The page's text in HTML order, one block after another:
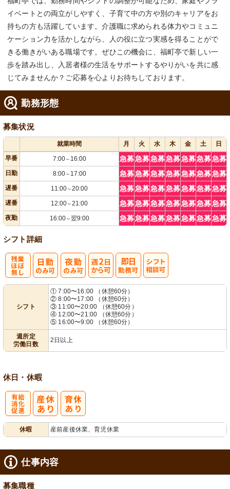
イベートとの両立がしやすく、子育て中の方や別のキャリアをお
持ちの方も活躍しています。介護職に求められる体力やコミュニ
ケーション力を活かしながら、人の役に立つ実感を得ることがで
きる働きがいある職場です。ぜひこの機会に、福町亭で新しい一
歩を踏み出し、入居者様の生活をサポートするやりがいを共に感
じてみませんか？ご応募を心よりお待ちしております。
勤務形態
募集状況
就業時間 月 火 水 木 金 土
日
早番
7:00～ 16:00 急募急募急募急募急募急募急募
日勤 8:00～ 17:00 急募急募急募急募急募急募急募
遅番 11:00～20:00 急募急募急募急募急募急募急募
遅番 12:00～21:00 急募急募急募急募急募急募急募
夜勤 16:00～翌9:00 急募急募急募急募急募急募急募
シフト詳細
シフト
① 7:00〜16:00 （休憩60分）
② 8:00〜17:00 （休憩60分）
③ 11:00〜20:00 （休憩60分）
④ 12:00〜21:00 （休憩60分）
⑤ 16:00〜9:00 （休憩60分）
週所定
労働日数
2日以上
休日・休暇
休暇 産前産後休業、育児休業
仕事内容
募集職種